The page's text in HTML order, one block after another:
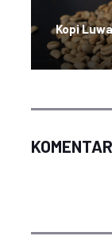
Kopi
KOMENTAR